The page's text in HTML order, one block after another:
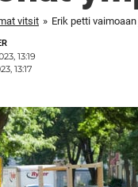
vitsit »
13:19
13:17